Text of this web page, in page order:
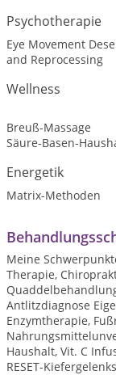
Psychotherapie
Eye Movement
and Reprocessing
Wellness
Breuß-Massage
Säure-Basen-
Energetik
Matrix-Methoden
Meine
Therapie,
Antlitzdiagnose
Enzymtherapie,
Haushalt, Vit. C
RESET-